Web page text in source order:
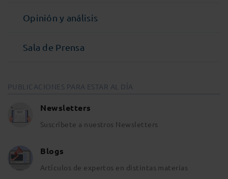
Opinión y análisis
Sala de Prensa
PUBLICACIONES PARA ESTAR AL DÍA
Newsletters
Suscríbete a nuestros Newsletters
Blogs
Artículos de expertos en distintas materias